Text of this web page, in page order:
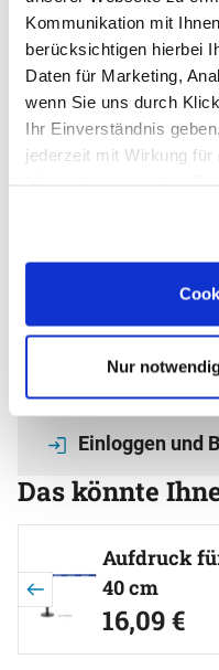
Kommunikation mit
berücksichtigen hierbei
Daten für Marketing,
wenn Sie uns durch
Ihr Einverständnis
jederzeit mit Wirkung
Nur
Noch keine
0 Bewertungen
28,56€
Lieferzeit 5-10 Werktage
In
Bewertungen -
Noch keine Bewertungen
diesem Artikel und
Kaufentscheidung
Aufdruck für
Einloggen und
Das könnte
Artikel
Aufdruck
40 cm
16,09€